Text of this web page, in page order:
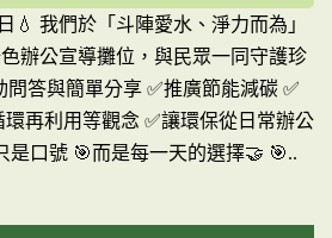
💧 我們於「斗陣愛水、淨力而為」
辦公宣導攤位，與民眾一同守護珍
答與簡單分享 ✅推廣節能減碳 ✅
再利用等觀念 ✅讓環保從日常辦公
是口號 🎯而是每一天的選擇🤝 🎯..